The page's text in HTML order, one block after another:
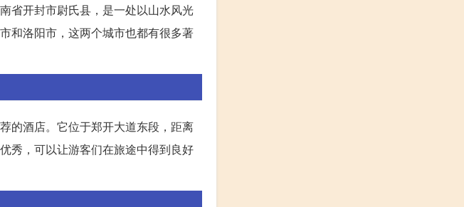
省开封市尉氏县，是一处以山水风光
和洛阳市，这两个城市也都有很多著
的酒店。它位于郑开大道东段，距离
秀，可以让游客们在旅途中得到良好